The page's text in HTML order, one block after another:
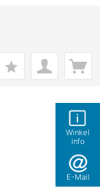
Winkel
info
E-Mail